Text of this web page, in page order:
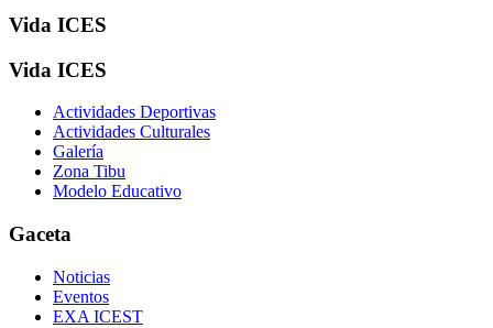
Vida ICES
Vida ICES
Actividades Deportivas
Actividades Culturales
Galería
Zona Tibu
Modelo Educativo
Gaceta
Noticias
Eventos
EXA ICEST